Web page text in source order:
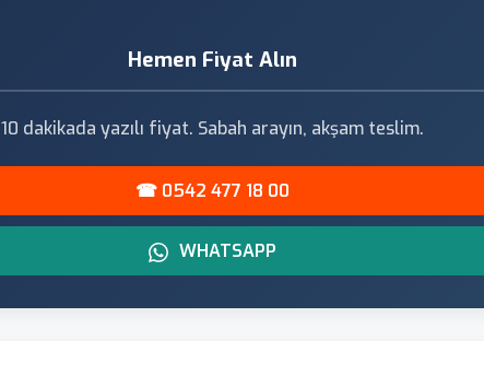
Hemen Fiyat Alın
10 dakikada yazılı fiyat. Sabah arayın, akşam teslim.
☎ 0542 477 18 00
WHATSAPP